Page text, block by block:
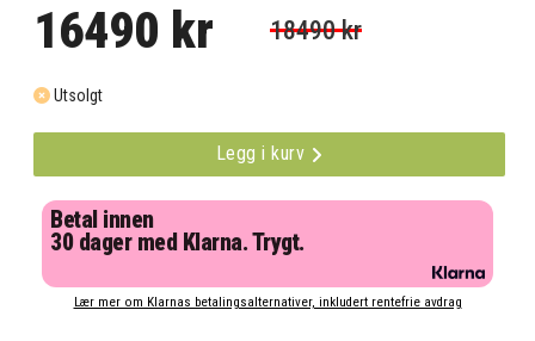
16490 kr 18490 kr
Utsolgt
Legg i kurv
Betal innen
30 dager med Klarna. Trygt.
Lær mer om Klarnas betalingsalternativer, inkludert rentefrie avdrag